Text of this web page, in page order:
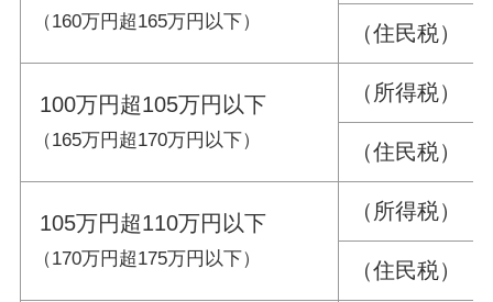
（160万円超165万円以下） （住民税）
100万円超105万円以下
（165万円超170万円以下）
（所得税）
（住民税）
105万円超110万円以下
（170万円超175万円以下）
（所得税）
（住民税）